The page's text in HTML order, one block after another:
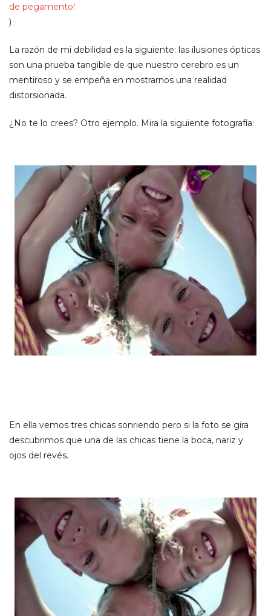
de pegamento!
)
La razón de mi debilidad es la siguiente: las ilusiones ópticas
son una prueba tangible de que nuestro cerebro es un
mentiroso y se empeña en mostrarnos una realidad
distorsionada.
¿No te lo crees? Otro ejemplo. Mira la siguiente fotografía:
En ella vemos tres chicas sonriendo pero si la foto se gira
descubrimos que una de las chicas tiene la boca, nariz y
ojos del revés.